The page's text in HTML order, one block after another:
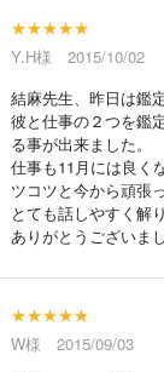
★★★★★
Y.H様 2015/10/02
結麻先生、昨日は鑑
彼と仕事の２つを鑑
る事が出来ました。
仕事も11月には良く
ツコツと今から頑張
とても話しやすく解
ありがとうございま
★★★★★
W様 2015/09/03